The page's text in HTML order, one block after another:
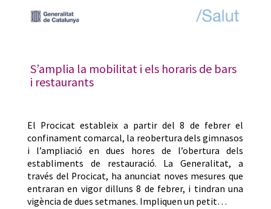
S’amplia la mobilitat i els horaris de bars
i restaurants
El Procicat estableix a partir del 8 de febrer el
confinament comarcal, la reobertura dels gimnasos
i l’ampliació en dues hores de l’obertura dels
establiments de restauració. La Generalitat, a
través del Procicat, ha anunciat noves mesures que
entraran en vigor dilluns 8 de febrer, i tindran una
vigència de dues setmanes. Impliquen un petit…